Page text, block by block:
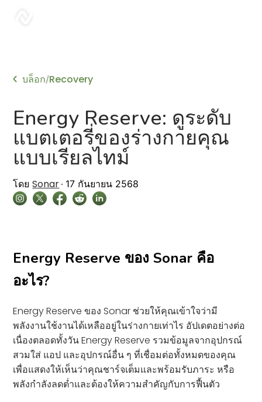
บล็อก/Recovery
Energy Reserve: ดูระดับ
แบตเตอรี่ของร่างกายคุณ
แบบเรียลไทม์
โดย Sonar 17 กันยายน 2568
Energy Reserve ของ Sonar คือ
อะไร?
Energy Reserve ของ Sonar ช่วยให้คุณเข้าใจว่ามี
พลังงานใช้งานได้เหลืออยู่ในร่างกายเท่าไร อัปเดตอย่างต่อ
เนื่องตลอดทั้งวัน Energy Reserve รวมข้อมูลจากอุปกรณ์
สวมใส่ แอป และอุปกรณ์อื่น ๆ ที่เชื่อมต่อทั้งหมดของคุณ
เพื่อแสดงให้เห็นว่าคุณชาร์จเต็มและพร้อมรับภาระ หรือ
พลังกำลังลดต่ำและต้องให้ความสำคัญกับการฟื้นตัว